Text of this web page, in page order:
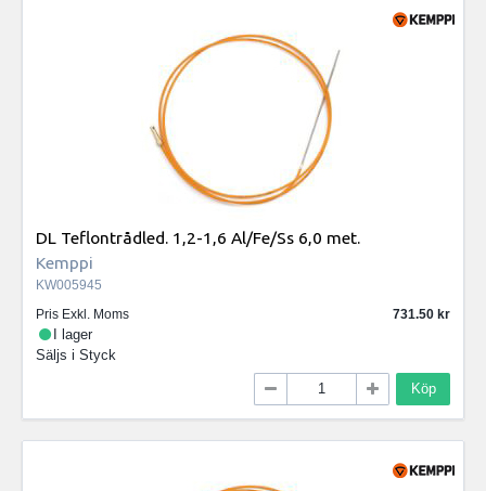
DL Teflontrådled. 1,2-1,6 Al/Fe/Ss 6,0 met.
Kemppi
KW005945
Pris Exkl. Moms
731.50
I lager
Säljs i Styck
Köp